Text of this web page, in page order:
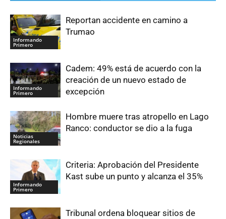
Informando
Primero
Reportan accidente en camino a
Trumao
Informando
Primero
Cadem: 49% está de acuerdo con la
creación de un nuevo estado de
excepción
Noticias
Regionales
Hombre muere tras atropello en Lago
Ranco: conductor se dio a la fuga
Informando
Primero
Criteria: Aprobación del Presidente
Kast sube un punto y alcanza el 35%
Tribunal ordena bloquear sitios de